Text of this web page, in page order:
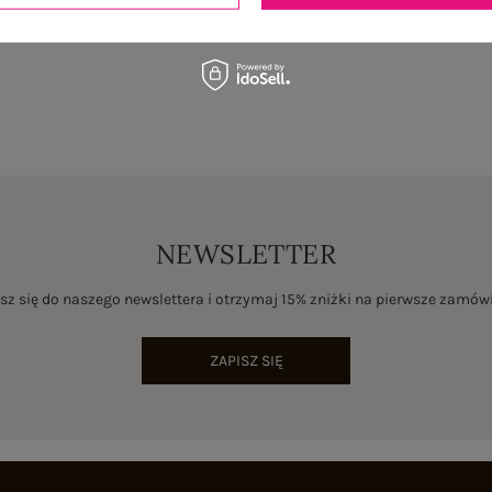
NEWSLETTER
się do naszego newslettera i otrzymaj 15% zniżki na pierwsze
ZAPISZ SIĘ